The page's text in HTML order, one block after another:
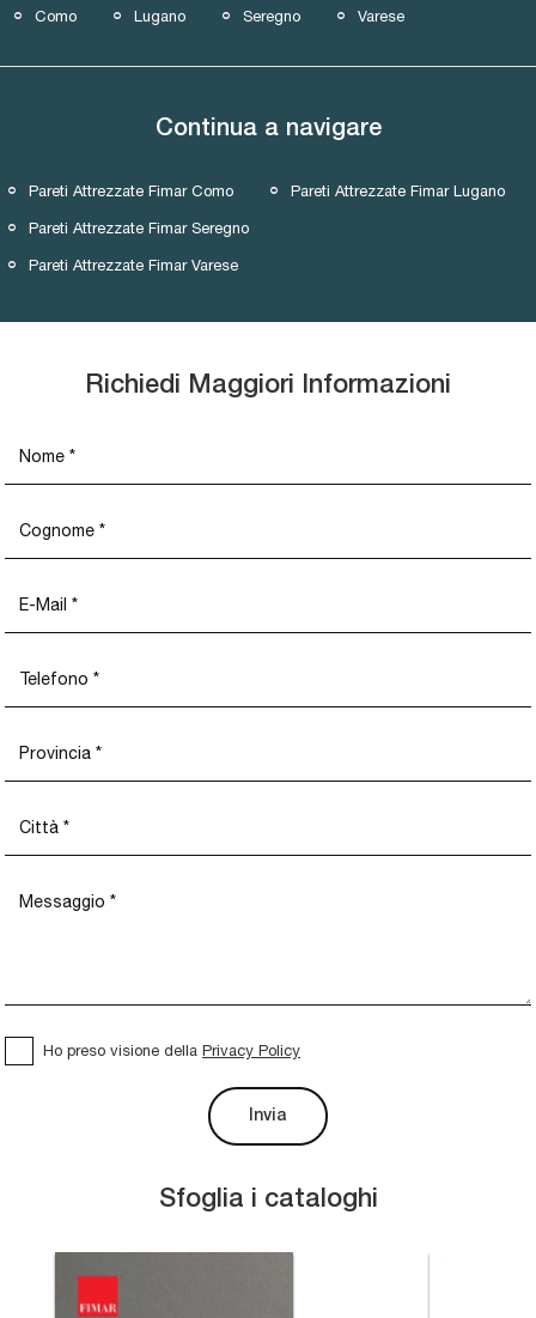
Como Lugano Seregno Varese
Continua a navigare
Pareti Attrezzate Fimar Como Pareti Attrezzate Fimar Lugano
Pareti Attrezzate Fimar Seregno
Pareti Attrezzate Fimar Varese
Sfoglia i cataloghi
Richiedi Maggiori Informazioni
Ho preso visione della Privacy Policy
Invia